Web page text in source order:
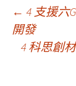
文
章
← 4 支援六
開發
4 科思創